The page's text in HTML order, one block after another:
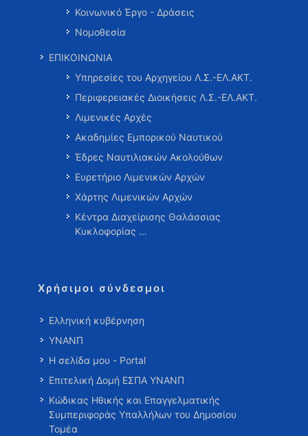
Κοινωνικό Έργο - Δράσεις
Νομοθεσία
ΕΠΙΚΟΙΝΩΝΙΑ
Υπηρεσίες του Αρχηγείου Λ.Σ.-ΕΛ.ΑΚΤ.
Περιφερειακές Διοικήσεις Λ.Σ.-ΕΛ.ΑΚΤ.
Λιμενικές Αρχές
Ακαδημίες Εμπορικού Ναυτικού
Έδρες Ναυτιλιακών Ακολούθων
Ευρετήριο Λιμενικών Αρχών
Χάρτης Λιμενικών Αρχών
Κέντρα Διαχείρισης Θαλάσσιας
Κυκλοφορίας …
Χρήσιμοι σύνδεσμοι
Ελληνική κυβέρνηση
ΥΝΑΝΠ
Η σελίδα μου - Portal
Επιτελική Δομή ΕΣΠΑ ΥΝΑΝΠ
Κώδικας Ηθικής και Επαγγελματικής
Συμπεριφοράς Υπαλλήλων του Δημοσίου
Τομέα